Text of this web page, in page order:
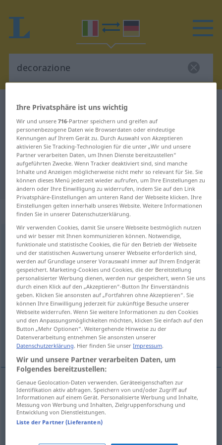
Italienisch-Deutsch Wörterbuch
Italienisch-Deutsch Übersetzung
für "decorazione"
"decorazione" Deutsch
Übersetzung
„decorazione“: femminile
decorazione [dekoraˈtsjoːne]f
Übersicht aller Übersetzungen
(Für mehr Details die Übersetzung anklicken/antippen)
Verzierung, Zierrat
Schmuck, Dekoration
Orden, Ehrenzeichen
Verzierungf decorazione
Zierrat m decorazione ARCH
Ihre Privatsphäre ist uns wichtig
Wir und unsere716-Partner speichern und greifen auf
personenbezogene Daten wie Browserdaten oder eindeutige
Kennungen auf Ihrem Gerät zu. Durch Auswahl von Akzeptieren
aktivieren Sie Tracking-Technologien für die unter „Wir und unsere
Partner verarbeiten Daten, um Ihnen Dienste bereitzustellen“
aufgeführten Zwecke. Wenn Tracker deaktiviert sind, sind manche
Inhalte und Anzeigen möglicherweise nicht mehr so relevant für Sie. Sie
können dieses Menü jederzeit wieder aufrufen, um Ihre Einstellungen zu
ändern oder Ihre Einwilligung zu widerrufen, indem Sie auf den Link
Privatsphäre-Einstellungen am unteren Rand der Webseite klicken. Ihre
Einstellungen gelten innerhalb unseres Website. Weitere Informationen
finden Sie in unserer Datenschutzerklärung.
Wir verwenden Cookies, damit Sie unsere Webseite bestmöglich nutzen
und wir besser mit Ihnen kommunizieren können. Notwendige,
funktionale und statistische Cookies, die für den Betrieb der Webseite
und der statistischen Auswertung unserer Webseite erforderlich sind,
werden auf Grundlage unserer Vorauswahl immer auf Ihrem Endgerät
gespeichert. Marketing-Cookies und Cookies, die der Bereitstellung
personalisierter Werbung dienen, werden nur gespeichert, wenn Sie uns
durch einen Klick auf den „Akzeptieren“-Button Ihr Einverständnis
geben. Klicken Sie ansonsten auf „Fortfahren ohne Akzeptieren“. Sie
können Ihre Einwilligung jederzeit für zukünftige Besuche unserer
Webseite widerrufen. Wenn Sie weitere Informationen zu den Cookies
und den Anpassungsmöglichkeiten möchten, klicken Sie einfach auf den
Button „Mehr Optionen“. Weitergehende Hinweise zu der
Datenverarbeitung entnehmen Sie ansonsten unserer
Datenschutzerklärung. Hier finden Sie unserImpressum.
Wir und unsere Partner verarbeiten Daten, um
Folgendes bereitzustellen:
Genaue Geolocation-Daten verwenden. Geräteeigenschaften zur
Identifikation aktiv abfragen. Speichern von und/oder Zugriff auf
Informationen auf einem Gerät. Personalisierte Werbung und Inhalte,
Messung von Werbung und Inhalten, Zielgruppenforschung und
Entwicklung von Dienstleistungen.
Liste der Partner (Lieferanten)